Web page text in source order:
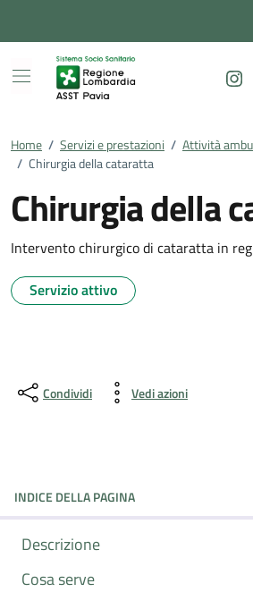
Home / Servizi e prestazioni / Attività
/ Chirurgia della cataratta
Chirurgia della
Intervento chirurgico di cataratta in
Servizio attivo
Condividi Vedi azioni
INDICE DELLA PAGINA
Descrizione
Cosa serve